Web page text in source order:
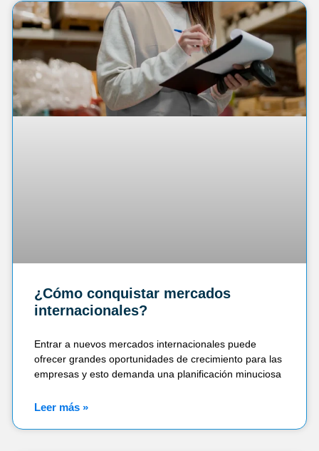
¿Cómo conquistar mercados
internacionales?
Entrar a nuevos mercados internacionales puede
ofrecer grandes oportunidades de crecimiento para las
empresas y esto demanda una planificación minuciosa
Leer más »